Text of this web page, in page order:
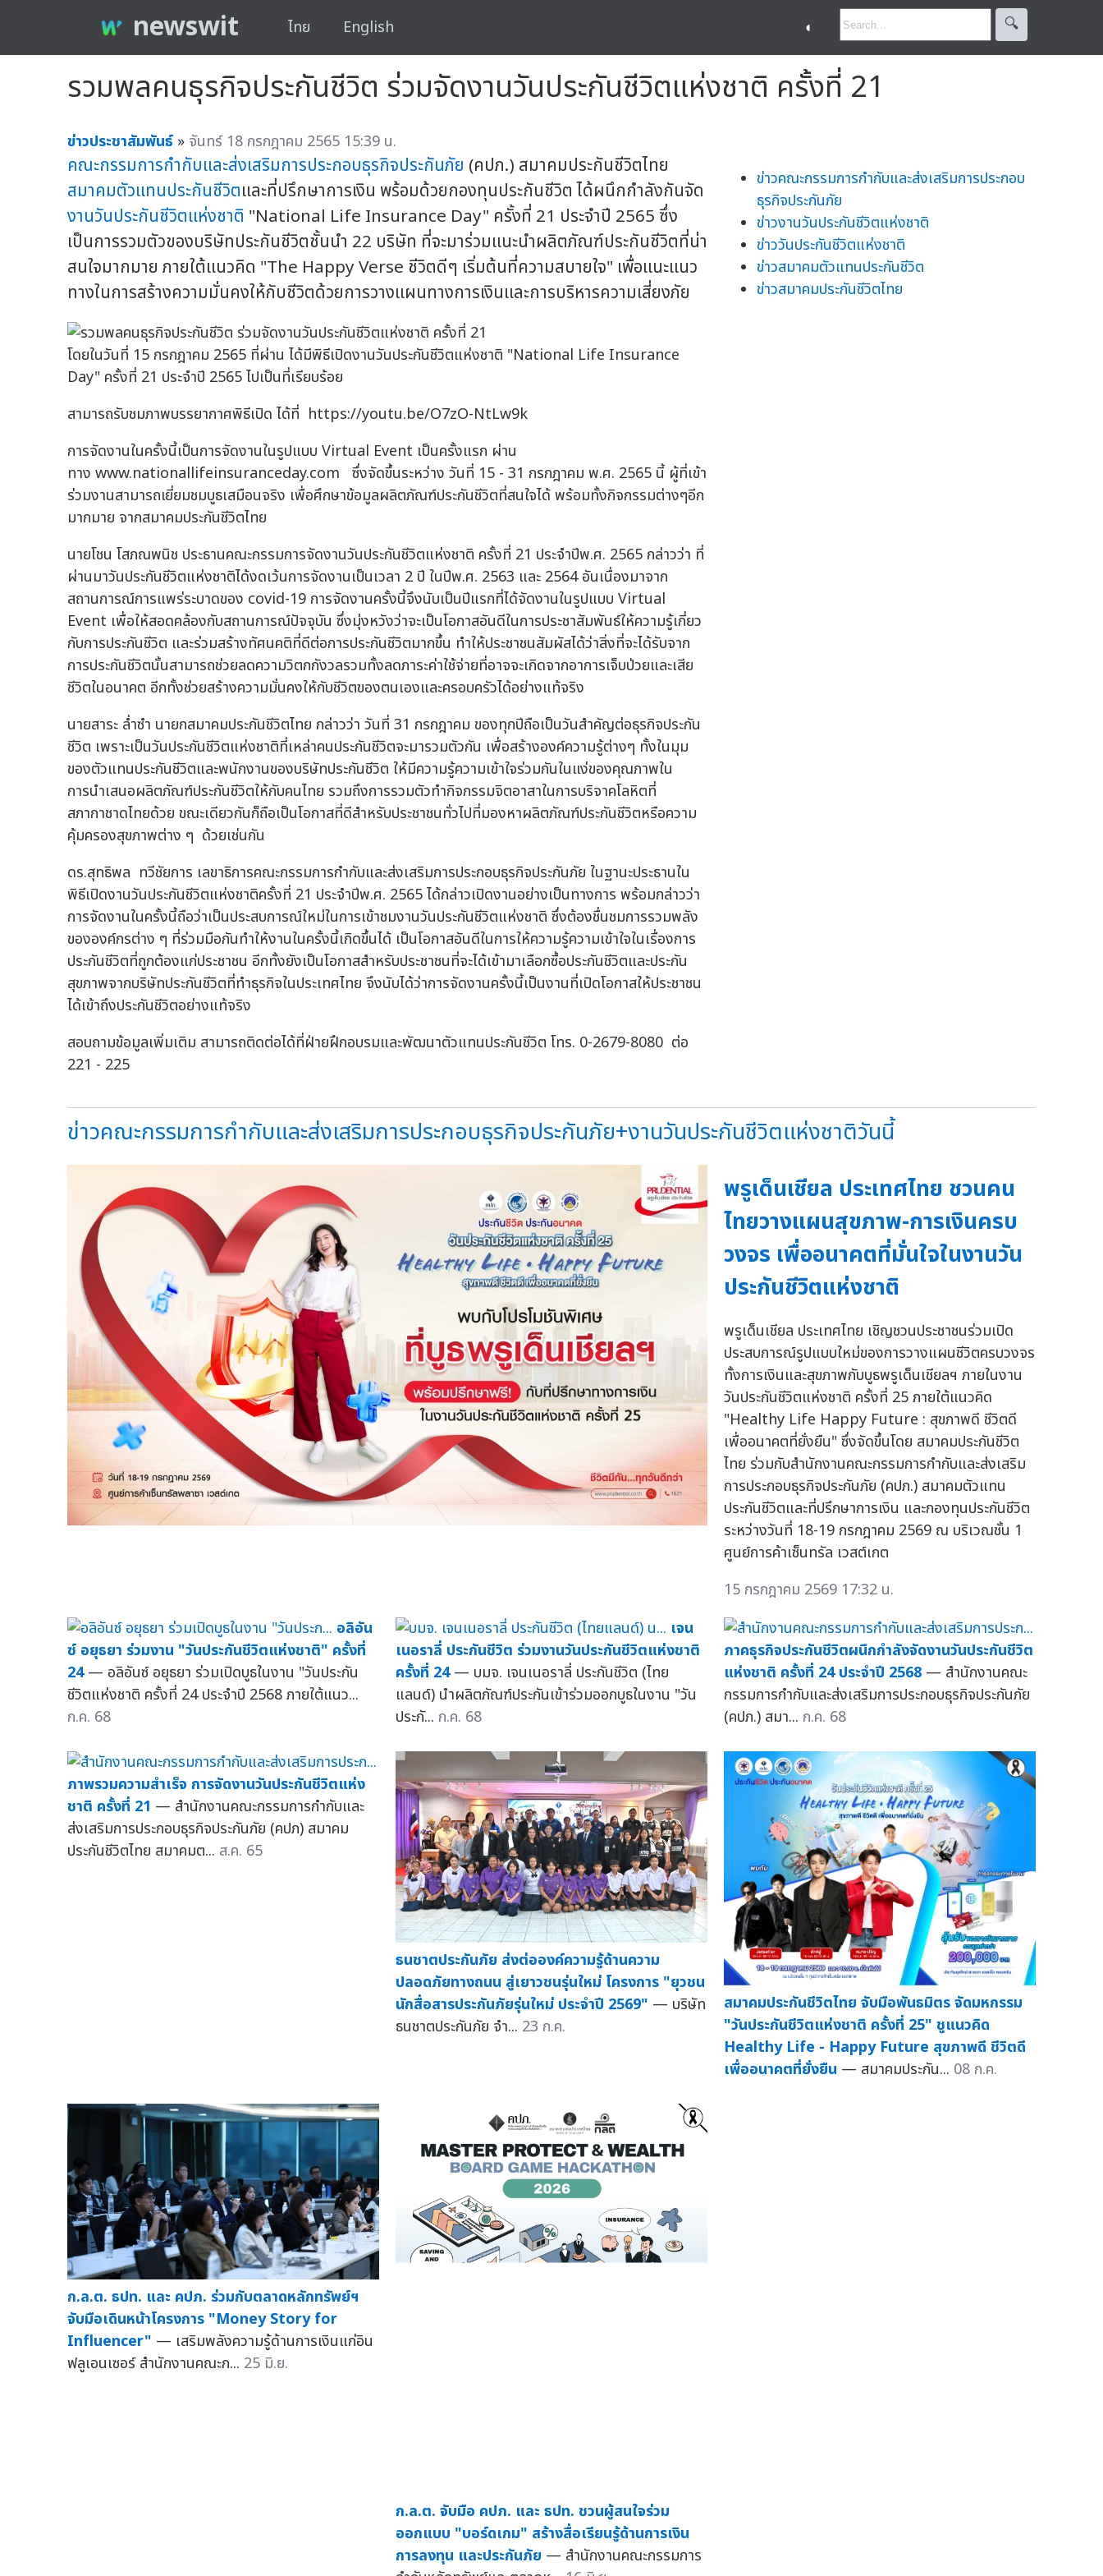
newswit ไทย English ◐ 🔍︎
รวมพลคนธุรกิจประกันชีวิต ร่วมจัดงานวันประกันชีวิตแห่งชาติ ครั้งที่ 21
ข่าวประชาสัมพันธ์ » จันทร์ 18 กรกฎาคม 2565 15:39 น.
คณะกรรมการกำกับและส่งเสริมการประกอบธุรกิจประกันภัย (คปภ.) สมาคมประกันชีวิตไทย
สมาคมตัวแทนประกันชีวิตและที่ปรึกษาการเงิน พร้อมด้วยกองทุนประกันชีวิต ได้ผนึกกำลังกันจัด
งานวันประกันชีวิตแห่งชาติ "National Life Insurance Day" ครั้งที่ 21 ประจำปี 2565 ซึ่ง
เป็นการรวมตัวของบริษัทประกันชีวิตชั้นนำ 22 บริษัท ที่จะมาร่วมแนะนำผลิตภัณฑ์ประกันชีวิตที่น่า
สนใจมากมาย ภายใต้แนวคิด "The Happy Verse ชีวิตดีๆ เริ่มต้นที่ความสบายใจ" เพื่อแนะแนว
ทางในการสร้างความมั่นคงให้กับชีวิตด้วยการวางแผนทางการเงินและการบริหารความเสี่ยงภัย
โดยในวันที่ 15 กรกฎาคม 2565 ที่ผ่าน ได้มีพิธีเปิดงานวันประกันชีวิตแห่งชาติ "National Life Insurance
Day" ครั้งที่ 21 ประจำปี 2565 ไปเป็นที่เรียบร้อย
สามารถรับชมภาพบรรยากาศพิธีเปิด ได้ที่ https://youtu.be/O7zO-NtLw9k
การจัดงานในครั้งนี้เป็นการจัดงานในรูปแบบ Virtual Event เป็นครั้งแรก ผ่าน
ทาง www.nationallifeinsuranceday.com ซึ่งจัดขึ้นระหว่าง วันที่ 15 - 31 กรกฎาคม พ.ศ. 2565 นี้ ผู้ที่เข้า
ร่วมงานสามารถเยี่ยมชมบูธเสมือนจริง เพื่อศึกษาข้อมูลผลิตภัณฑ์ประกันชีวิตที่สนใจได้ พร้อมทั้งกิจกรรมต่างๆอีก
มากมาย จากสมาคมประกันชีวิตไทย
นายโชน โสภณพนิช ประธานคณะกรรมการจัดงานวันประกันชีวิตแห่งชาติ ครั้งที่ 21 ประจำปีพ.ศ. 2565 กล่าวว่า ที่
ผ่านมาวันประกันชีวิตแห่งชาติได้งดเว้นการจัดงานเป็นเวลา 2 ปี ในปีพ.ศ. 2563 และ 2564 อันเนื่องมาจาก
สถานการณ์การแพร่ระบาดของ covid-19 การจัดงานครั้งนี้จึงนับเป็นปีแรกที่ได้จัดงานในรูปแบบ Virtual
Event เพื่อให้สอดคล้องกับสถานการณ์ปัจจุบัน ซึ่งมุ่งหวังว่าจะเป็นโอกาสอันดีในการประชาสัมพันธ์ให้ความรู้เกี่ยว
กับการประกันชีวิต และร่วมสร้างทัศนคติที่ดีต่อการประกันชีวิตมากขึ้น ทำให้ประชาชนสัมผัสได้ว่าสิ่งที่จะได้รับจาก
การประกันชีวิตนั้นสามารถช่วยลดความวิตกกังวลรวมทั้งลดภาระค่าใช้จ่ายที่อาจจะเกิดจากอาการเจ็บป่วยและเสีย
ชีวิตในอนาคต อีกทั้งช่วยสร้างความมั่นคงให้กับชีวิตของตนเองและครอบครัวได้อย่างแท้จริง
นายสาระ ล่ำซำ นายกสมาคมประกันชีวิตไทย กล่าวว่า วันที่ 31 กรกฎาคม ของทุกปีถือเป็นวันสำคัญต่อธุรกิจประกัน
ชีวิต เพราะเป็นวันประกันชีวิตแห่งชาติที่เหล่าคนประกันชีวิตจะมารวมตัวกัน เพื่อสร้างองค์ความรู้ต่างๆ ทั้งในมุม
ของตัวแทนประกันชีวิตและพนักงานของบริษัทประกันชีวิต ให้มีความรู้ความเข้าใจร่วมกันในแง่ของคุณภาพใน
การนำเสนอผลิตภัณฑ์ประกันชีวิตให้กับคนไทย รวมถึงการรวมตัวทำกิจกรรมจิตอาสาในการบริจาคโลหิตที่
สภากาชาดไทยด้วย ขณะเดียวกันก็ถือเป็นโอกาสที่ดีสำหรับประชาชนทั่วไปที่มองหาผลิตภัณฑ์ประกันชีวิตหรือความ
คุ้มครองสุขภาพต่าง ๆ ด้วยเช่นกัน
ดร.สุทธิพล ทวีชัยการ เลขาธิการคณะกรรมการกำกับและส่งเสริมการประกอบธุรกิจประกันภัย ในฐานะประธานใน
พิธีเปิดงานวันประกันชีวิตแห่งชาติครั้งที่ 21 ประจำปีพ.ศ. 2565 ได้กล่าวเปิดงานอย่างเป็นทางการ พร้อมกล่าวว่า
การจัดงานในครั้งนี้ถือว่าเป็นประสบการณ์ใหม่ในการเข้าชมงานวันประกันชีวิตแห่งชาติ ซึ่งต้องชื่นชมการรวมพลัง
ขององค์กรต่าง ๆ ที่ร่วมมือกันทำให้งานในครั้งนี้เกิดขึ้นได้ เป็นโอกาสอันดีในการให้ความรู้ความเข้าใจในเรื่องการ
ประกันชีวิตที่ถูกต้องแก่ประชาชน อีกทั้งยังเป็นโอกาสสำหรับประชาชนที่จะได้เข้ามาเลือกซื้อประกันชีวิตและประกัน
สุขภาพจากบริษัทประกันชีวิตที่ทำธุรกิจในประเทศไทย จึงนับได้ว่าการจัดงานครั้งนี้เป็นงานที่เปิดโอกาสให้ประชาชน
ได้เข้าถึงประกันชีวิตอย่างแท้จริง
สอบถามข้อมูลเพิ่มเติม สามารถติดต่อได้ที่ฝ่ายฝึกอบรมและพัฒนาตัวแทนประกันชีวิต โทร. 0-2679-8080 ต่อ
221 - 225
ข่าวคณะกรรมการกำกับและส่งเสริมการประกอบ
ธุรกิจประกันภัย
ข่าวงานวันประกันชีวิตแห่งชาติ
ข่าววันประกันชีวิตแห่งชาติ
ข่าวสมาคมตัวแทนประกันชีวิต
ข่าวสมาคมประกันชีวิตไทย
ข่าวคณะกรรมการกำกับและส่งเสริมการประกอบธุรกิจประกันภัย+งานวันประกันชีวิตแห่งชาติวันนี้
พรูเด็นเชียล ประเทศไทย ชวนคน
ไทยวางแผนสุขภาพ-การเงินครบ
วงจร เพื่ออนาคตที่มั่นใจในงานวัน
ประกันชีวิตแห่งชาติ
พรูเด็นเชียล ประเทศไทย เชิญชวนประชาชนร่วมเปิด
ประสบการณ์รูปแบบใหม่ของการวางแผนชีวิตครบวงจร
ทั้งการเงินและสุขภาพกับบูธพรูเด็นเชียลฯ ภายในงาน
วันประกันชีวิตแห่งชาติ ครั้งที่ 25 ภายใต้แนวคิด
"Healthy Life Happy Future : สุขภาพดี ชีวิตดี
เพื่ออนาคตที่ยั่งยืน" ซึ่งจัดขึ้นโดย สมาคมประกันชีวิต
ไทย ร่วมกับสำนักงานคณะกรรมการกำกับและส่งเสริม
การประกอบธุรกิจประกันภัย (คปภ.) สมาคมตัวแทน
ประกันชีวิตและที่ปรึกษาการเงิน และกองทุนประกันชีวิต
ระหว่างวันที่ 18-19 กรกฎาคม 2569 ณ บริเวณชั้น 1
ศูนย์การค้าเซ็นทรัล เวสต์เกต
15 กรกฎาคม 2569 17:32 น.
อลิอัน
ซ์ อยุธยา ร่วมงาน "วันประกันชีวิตแห่งชาติ" ครั้งที่
24 — อลิอันซ์ อยุธยา ร่วมเปิดบูธในงาน "วันประกัน
ชีวิตแห่งชาติ ครั้งที่ 24 ประจำปี 2568 ภายใต้แนว...
ก.ค. 68
เจน
เนอราลี่ ประกันชีวิต ร่วมงานวันประกันชีวิตแห่งชาติ
ครั้งที่ 24 — บมจ. เจนเนอราลี่ ประกันชีวิต (ไทย
แลนด์) นำผลิตภัณฑ์ประกันเข้าร่วมออกบูธในงาน "วัน
ประกั... ก.ค. 68
ภาคธุรกิจประกันชีวิตผนึกกำลังจัดงานวันประกันชีวิต
แห่งชาติ ครั้งที่ 24 ประจำปี 2568 — สำนักงานคณะ
กรรมการกำกับและส่งเสริมการประกอบธุรกิจประกันภัย
(คปภ.) สมา... ก.ค. 68
ภาพรวมความสำเร็จ การจัดงานวันประกันชีวิตแห่ง
ชาติ ครั้งที่ 21 — สำนักงานคณะกรรมการกำกับและ
ส่งเสริมการประกอบธุรกิจประกันภัย (คปภ) สมาคม
ประกันชีวิตไทย สมาคมต... ส.ค. 65
ธนชาตประกันภัย ส่งต่อองค์ความรู้ด้านความ
ปลอดภัยทางถนน สู่เยาวชนรุ่นใหม่ โครงการ "ยุวชน
นักสื่อสารประกันภัยรุ่นใหม่ ประจำปี 2569" — บริษัท
ธนชาตประกันภัย จำ... 23 ก.ค.
สมาคมประกันชีวิตไทย จับมือพันธมิตร จัดมหกรรม
"วันประกันชีวิตแห่งชาติ ครั้งที่ 25" ชูแนวคิด
Healthy Life - Happy Future สุขภาพดี ชีวิตดี
เพื่ออนาคตที่ยั่งยืน — สมาคมประกัน... 08 ก.ค.
ก.ล.ต. ธปท. และ คปภ. ร่วมกับตลาดหลักทรัพย์ฯ
จับมือเดินหน้าโครงการ "Money Story for
Influencer" — เสริมพลังความรู้ด้านการเงินแก่อิน
ฟลูเอนเซอร์ สำนักงานคณะก... 25 มิ.ย.
ก.ล.ต. จับมือ คปภ. และ ธปท. ชวนผู้สนใจร่วม
ออกแบบ "บอร์ดเกม" สร้างสื่อเรียนรู้ด้านการเงิน
การลงทุน และประกันภัย — สำนักงานคณะกรรมการ